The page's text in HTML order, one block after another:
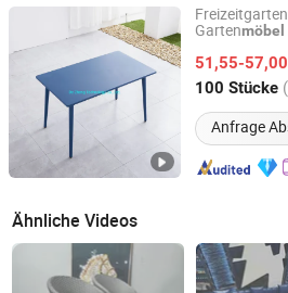
Gartenmöbel
51,55-
100 Stücke
Anfrage
De Zheng Technology Co., Ltd.
Guangdong, China
Ähnliche Videos